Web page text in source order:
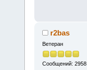
r2bas
Ветеран
Сообщений: 2958